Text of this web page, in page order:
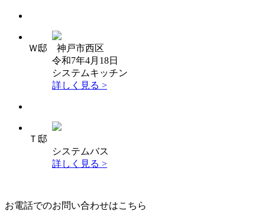
Ｗ邸 神戸市西区
令和7年4月18日
システムキッチン
詳しく見る >
Ｔ邸
システムバス
詳しく見る >
お電話でのお問い合わせはこちら